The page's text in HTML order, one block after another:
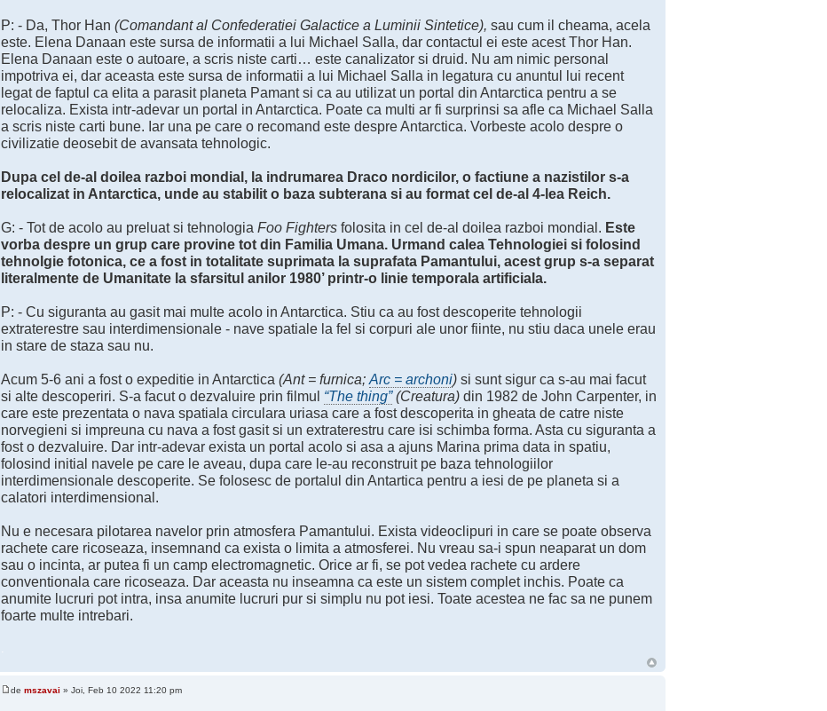
P: - Da, Thor Han (Comandant al Confederatiei Galactice a Luminii Sintetice), sau cum il cheama, acela
este. Elena Danaan este sursa de informatii a lui Michael Salla, dar contactul ei este acest Thor Han.
Elena Danaan este o autoare, a scris niste carti… este canalizator si druid. Nu am nimic personal
impotriva ei, dar aceasta este sursa de informatii a lui Michael Salla in legatura cu anuntul lui recent
legat de faptul ca elita a parasit planeta Pamant si ca au utilizat un portal din Antarctica pentru a se
relocaliza. Exista intr-adevar un portal in Antarctica. Poate ca multi ar fi surprinsi sa afle ca Michael Salla
a scris niste carti bune. Iar una pe care o recomand este despre Antarctica. Vorbeste acolo despre o
civilizatie deosebit de avansata tehnologic.
Dupa cel de-al doilea razboi mondial, la indrumarea Draco nordicilor, o factiune a nazistilor s-a
relocalizat in Antarctica, unde au stabilit o baza subterana si au format cel de-al 4-lea Reich.
G: - Tot de acolo au preluat si tehnologia Foo Fightersfolosita in cel de-al doilea razboi mondial. Este
vorba despre un grup care provine tot din Familia Umana. Urmand calea Tehnologiei si folosind
tehnolgie fotonica, ce a fost in totalitate suprimata la suprafata Pamantului, acest grup s-a separat
literalmente de Umanitate la sfarsitul anilor 1980’ printr-o linie temporala artificiala.
P: - Cu siguranta au gasit mai multe acolo in Antarctica. Stiu ca au fost descoperite tehnologii
extraterestre sau interdimensionale - nave spatiale la fel si corpuri ale unor fiinte, nu stiu daca unele erau
in stare de staza sau nu.
Acum 5-6 ani a fost o expeditie in Antarctica (Ant = furnica; Arc = archoni)si sunt sigur ca s-au mai facut
si alte descoperiri. S-a facut o dezvaluire prin filmul “The thing” (Creatura)din 1982 de John Carpenter, in
care este prezentata o nava spatiala circulara uriasa care a fost descoperita in gheata de catre niste
norvegieni si impreuna cu nava a fost gasit si un extraterestru care isi schimba forma. Asta cu siguranta a
fost o dezvaluire. Dar intr-adevar exista un portal acolo si asa a ajuns Marina prima data in spatiu,
folosind initial navele pe care le aveau, dupa care le-au reconstruit pe baza tehnologiilor
interdimensionale descoperite. Se folosesc de portalul din Antartica pentru a iesi de pe planeta si a
calatori interdimensional.
Nu e necesara pilotarea navelor prin atmosfera Pamantului. Exista videoclipuri in care se poate observa
rachete care ricoseaza, insemnand ca exista o limita a atmosferei. Nu vreau sa-i spun neaparat un dom
sau o incinta, ar putea fi un camp electromagnetic. Orice ar fi, se pot vedea rachete cu ardere
conventionala care ricoseaza. Dar aceasta nu inseamna ca este un sistem complet inchis. Poate ca
anumite lucruri pot intra, insa anumite lucruri pur si simplu nu pot iesi. Toate acestea ne fac sa ne punem
foarte multe intrebari.
de mszavai » Joi, Feb 10 2022 11:20 pm